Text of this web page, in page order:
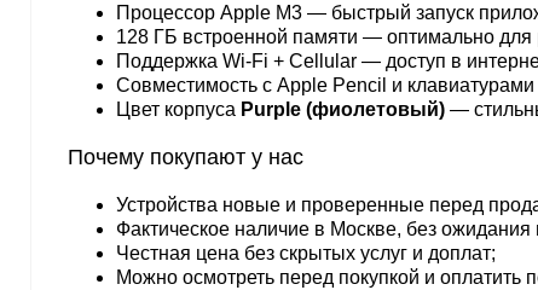
Процессор Apple M3 — быстрый запуск
128 ГБ встроенной памяти — оптимально
Поддержка Wi-Fi + Cellular — доступ в
Совместимость с Apple Pencil и
Цвет корпуса Purple (фиолетовый) —
Почему покупают у нас
Устройства новые и проверенные перед
Фактическое наличие в Москве, без ожидания
Честная цена без скрытых услуг и доплат;
Можно осмотреть перед покупкой и оплатить